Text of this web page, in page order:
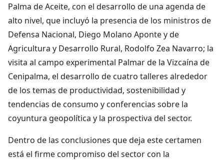
Palma de Aceite, con el desarrollo de una agenda de
alto nivel, que incluyó la presencia de los ministros de
Defensa Nacional, Diego Molano Aponte y de
Agricultura y Desarrollo Rural, Rodolfo Zea Navarro; la
visita al campo experimental Palmar de la Vizcaína de
Cenipalma, el desarrollo de cuatro talleres alrededor
de los temas de productividad, sostenibilidad y
tendencias de consumo y conferencias sobre la
coyuntura geopolítica y la prospectiva del sector.
Dentro de las conclusiones que deja este certamen
está el firme compromiso del sector con la